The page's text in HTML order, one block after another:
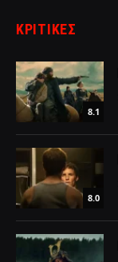
ΚΡΙΤΙΚΈΣ
8.1
8.0